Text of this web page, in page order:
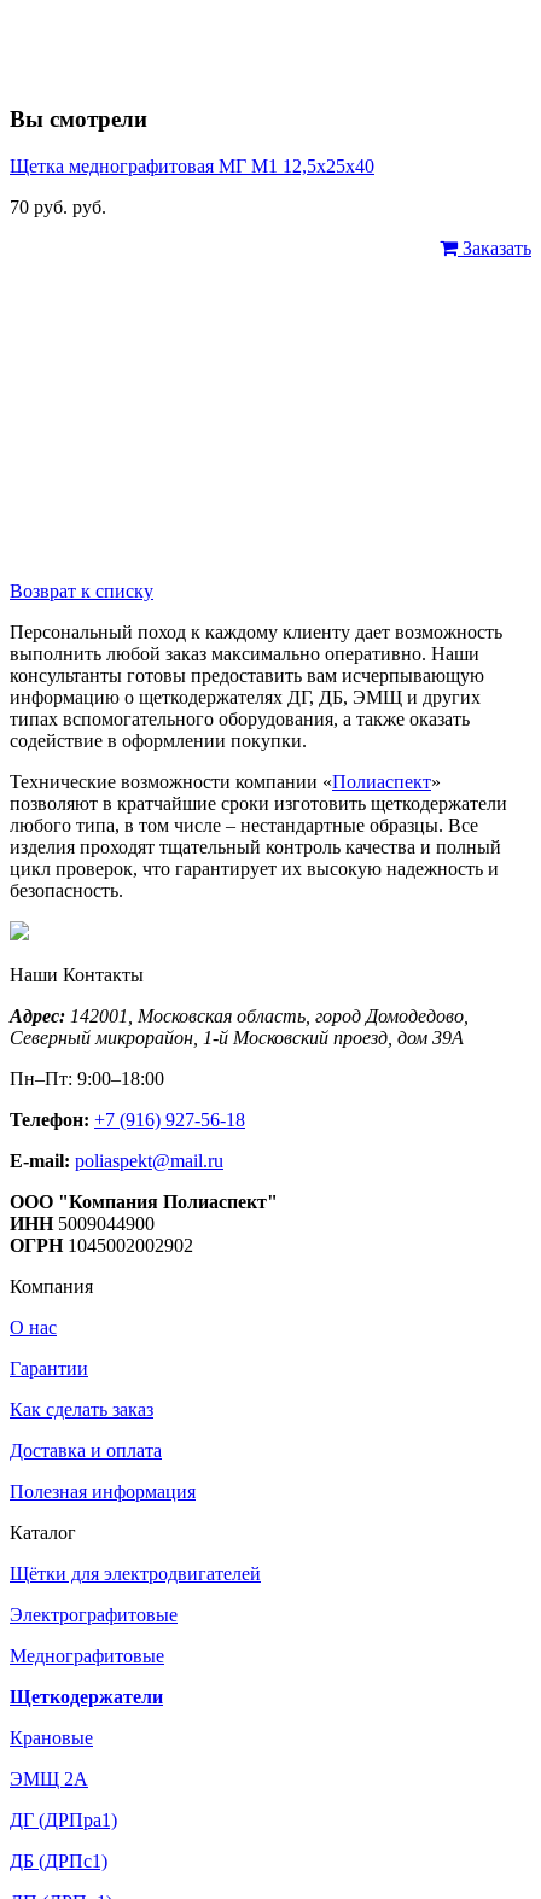
Вы смотрели
Щетка меднографитовая МГ М1 12,5х25х40
70 руб. руб.
Заказать
Возврат к списку
Персональный поход к каждому клиенту дает возможность
выполнить любой заказ максимально оперативно. Наши
консультанты готовы предоставить вам исчерпывающую
информацию о щеткодержателях ДГ, ДБ, ЭМЩ и других
типах вспомогательного оборудования, а также оказать
содействие в оформлении покупки.
Технические возможности компании «Полиаспект»
позволяют в кратчайшие сроки изготовить щеткодержатели
любого типа, в том числе – нестандартные образцы. Все
изделия проходят тщательный контроль качества и полный
цикл проверок, что гарантирует их высокую надежность и
безопасность.
Наши Контакты
Адрес: 142001, Московская область, город Домодедово
Северный микрорайон, 1-й Московский проезд, дом 39А
Пн–Пт: 9:00–18:00
Телефон: +7 (916) 927-56-18
E-mail: poliaspekt@mail.ru
ООО "Компания Полиаспект"
ИНН5009044900
ОГРН 1045002002902
Компания
О нас
Гарантии
Как сделать заказ
Доставка и оплата
Полезная информация
Каталог
Щётки для электродвигателей
Электрографитовые
Меднографитовые
Щеткодержатели
Крановые
ЭМЩ 2А
ДГ (ДРПра1)
ДБ (ДРПс1)